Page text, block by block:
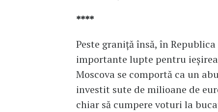
****
Peste graniță însă, în
importante lupte pentru
Moscova se comportă ca un
investit sute de milioane de
chiar să cumpere voturi la